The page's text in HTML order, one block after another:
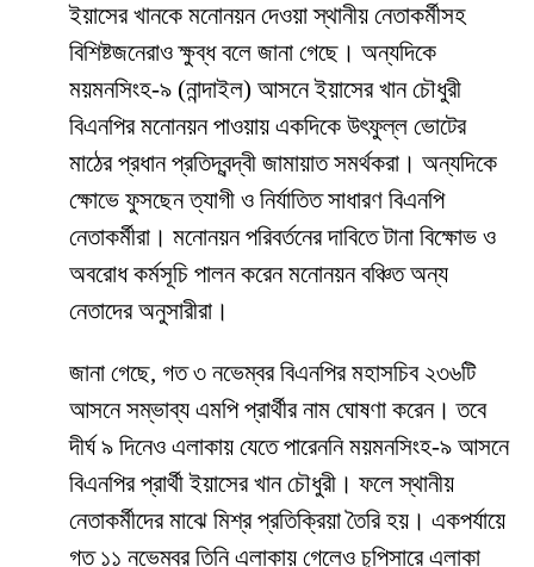
ইয়াসের খানকে মনোনয়ন দেওয়া স্থানীয় নেতাকর্মীসহ
বিশিষ্টজনেরাও ক্ষুব্ধ বলে জানা গেছে। অন্যদিকে
ময়মনসিংহ-৯ (নান্দাইল) আসনে ইয়াসের খান চৌধুরী
বিএনপির মনোনয়ন পাওয়ায় একদিকে উৎফুল্ল ভোটের
মাঠের প্রধান প্রতিদ্বন্দ্বী জামায়াত সমর্থকরা। অন্যদিকে
ক্ষোভে ফুসছেন ত্যাগী ও নির্যাতিত সাধারণ বিএনপি
নেতাকর্মীরা। মনোনয়ন পরিবর্তনের দাবিতে টানা বিক্ষোভ ও
অবরোধ কর্মসূচি পালন করেন মনোনয়ন বঞ্চিত অন্য
নেতাদের অনুসারীরা।
জানা গেছে, গত ৩ নভেম্বর বিএনপির মহাসচিব ২৩৬টি
আসনে সম্ভাব্য এমপি প্রার্থীর নাম ঘোষণা করেন। তবে
দীর্ঘ ৯ দিনেও এলাকায় যেতে পারেননি ময়মনসিংহ-৯ আসনে
বিএনপির প্রার্থী ইয়াসের খান চৌধুরী। ফলে স্থানীয়
নেতাকর্মীদের মাঝে মিশ্র প্রতিক্রিয়া তৈরি হয়। একপর্যায়ে
গত ১১ নভেম্বর তিনি এলাকায় গেলেও চুপিসারে এলাকা